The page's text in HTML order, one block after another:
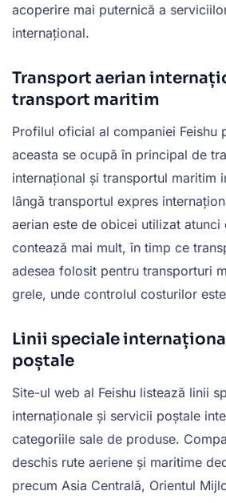
acoperire mai puternică a
internațional.
Transport aerian
transport maritim
Profilul oficial al companiei Feishu
aceasta se ocupă în principal de
internațional și transportul maritim
lângă transportul expres
aerian este de obicei utilizat atunci
contează mai mult, în timp ce
adesea folosit pentru transporturi
grele, unde controlul costurilor
Linii speciale
poștale
Site-ul web al Feishu listează linii
internaționale și servicii poștale
categoriile sale de produse.
deschis rute aeriene și maritime
precum Asia Centrală, Orientul